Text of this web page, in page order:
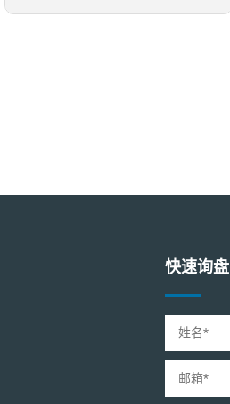
快速询盘